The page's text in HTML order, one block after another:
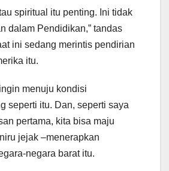
spiritual itu penting. Ini tidak
dalam Pendidikan,” tandas
ini sedang merintis pendirian
itu.
menuju kondisi
seperti itu. Dan, seperti saya
pertama, kita bisa maju
jejak –menerapkan
negara barat itu.